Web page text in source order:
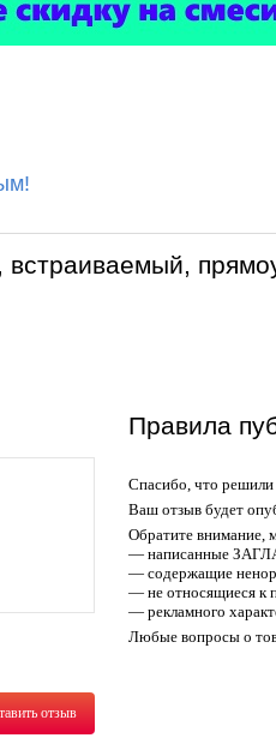
отзыв
Правила
Спасибо, что
Ваш отзыв будет
Обратите внимание,
— написанные
— содержащие
— не относящиеся к
— рекламного
Любые вопросы о